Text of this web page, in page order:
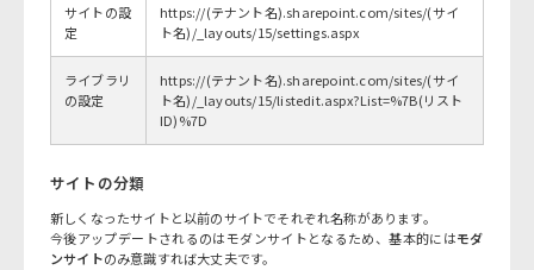
サイトの設
定
https://(テナント名).sharepoint.com/sites/(サイ
ト名)/_layouts/15/settings.aspx
ライブラリ
の設定
https://(テナント名).sharepoint.com/sites/(サイ
ト名)/_layouts/15/listedit.aspx?List=%7B(リスト
ID)%7D
サイトの分類
新しくなったサイトと以前のサイトでそれぞれ名称があります。
今後アップデートされるのはモダンサイトとなるため、基本的にはモダ
ンサイトのみ意識すれば大丈夫です。